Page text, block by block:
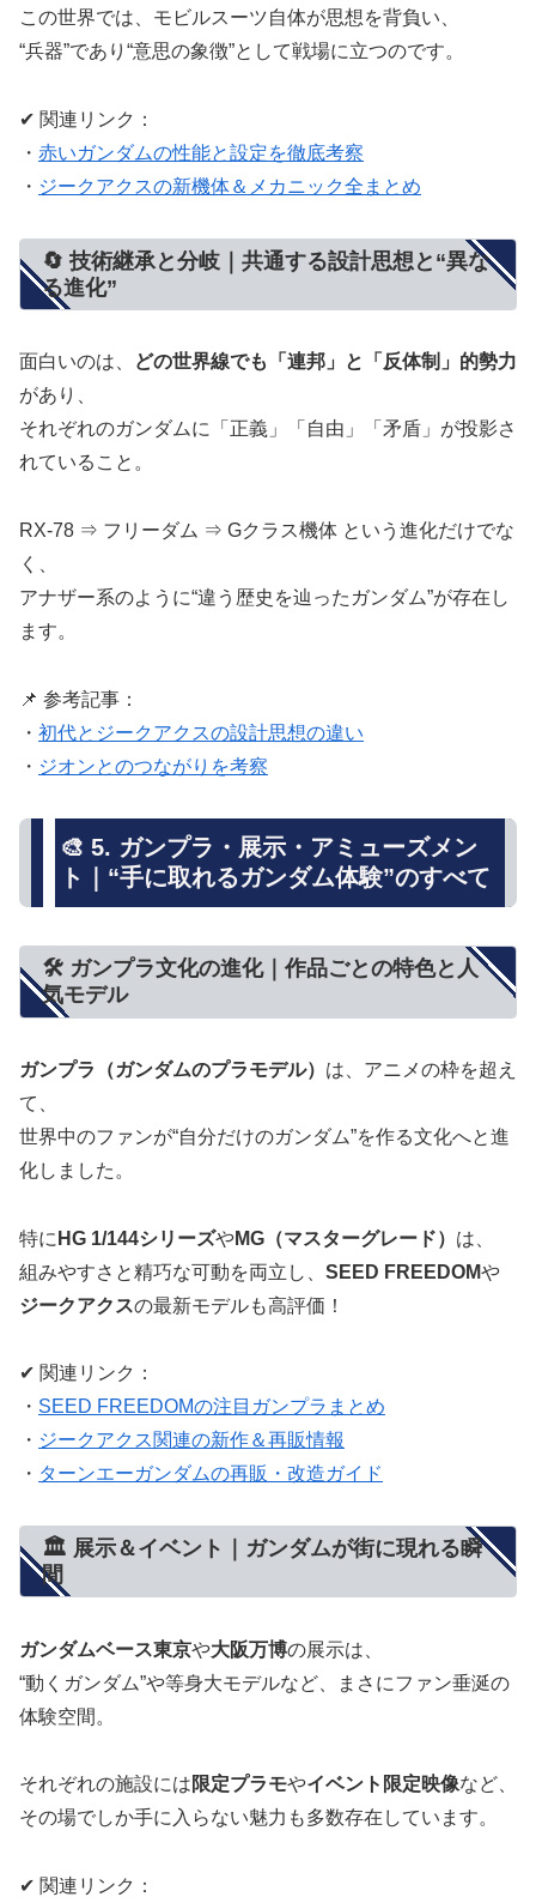
この世界では、モビルスーツ自体が思想を背負い、
“兵器”であり“意思の象徴”として戦場に立つのです。
✔ 関連リンク：
・ 赤いガンダムの性能と設定を徹底考察
・ ジークアクスの新機体＆メカニック全まとめ
🔄 技術継承と分岐｜共通する設計思想と“異な
る進化”
面白いのは、
どの世界線でも「連邦」と「反体制」的勢力
があり、
それぞれのガンダムに「正義」「自由」「矛盾」が投影さ
れていること。
RX-78 ⇒ フリーダム ⇒ Gクラス機体 という進化だけでな
く、
アナザー系のように“違う歴史を辿ったガンダム”が存在し
ます。
📌 参考記事：
・ 初代とジークアクスの設計思想の違い
・ ジオンとのつながりを考察
🎨 5. ガンプラ・展示・アミューズメン
ト｜“手に取れるガンダム体験”のすべて
🛠️ ガンプラ文化の進化｜作品ごとの特色と人
気モデル
ガンプラ（ガンダムのプラモデル） は、アニメの枠を超え
て、
世界中のファンが“自分だけのガンダム”を作る文化へと進
化しました。
特に HG 1/144シリーズやMG（マスターグレード） は、
組みやすさと精巧な可動を両立し、 SEED FREEDOMや
ジークアクスの最新モデルも高評価！
✔ 関連リンク：
・ SEED FREEDOMの注目ガンプラまとめ
・ ジークアクス関連の新作＆再販情報
・ ターンエーガンダムの再販・改造ガイド
🏛 展示＆イベント｜ガンダムが街に現れる瞬
間
ガンダムベース東京や大阪万博の展示は、
“動くガンダム”や等身大モデルなど、まさにファン垂涎の
体験空間。
それぞれの施設には限定プラモやイベント限定映像など、
その場でしか手に入らない魅力も多数存在しています。
✔ 関連リンク：